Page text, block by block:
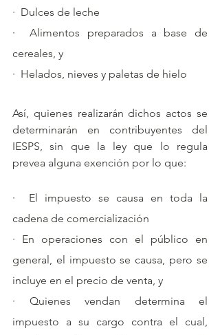
·  Dulces de leche
·  Alimentos preparados a base de
cereales, y
·  Helados, nieves y paletas de hielo
Así, quienes realizarán dichos actos se
determinarán en contribuyentes del
IESPS, sin que la ley que lo regula
prevea alguna exención por lo que:
·  El impuesto se causa en toda la
cadena de comercialización
· En operaciones con el público en
general, el impuesto se causa, pero se
incluye en el precio de venta, y
· Quienes vendan determina el
impuesto a su cargo contra el cual,